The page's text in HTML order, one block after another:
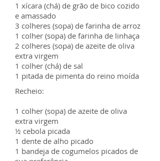
1 xícara (chá) de grão de bico cozido
e amassado
3 colheres (sopa) de farinha de arroz
1 colher (sopa) de farinha de linhaça
2 colheres (sopa) de azeite de oliva
extra virgem
1 colher (chá) de sal
1 pitada de pimenta do reino moída
Recheio:
1 colher (sopa) de azeite de oliva
extra virgem
½ cebola picada
1 dente de alho picado
1 bandeja de cogumelos picados de